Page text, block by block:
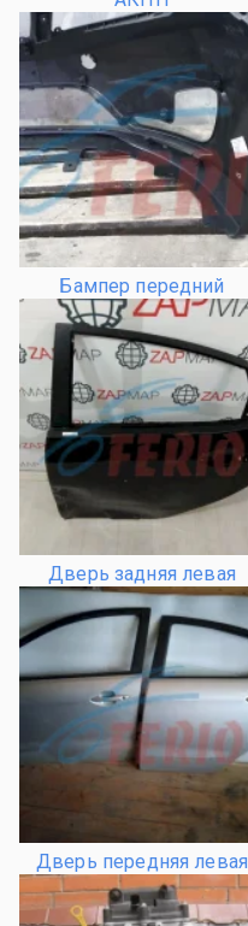
Бампер передний
Дверь задняя левая
Дверь передняя левая